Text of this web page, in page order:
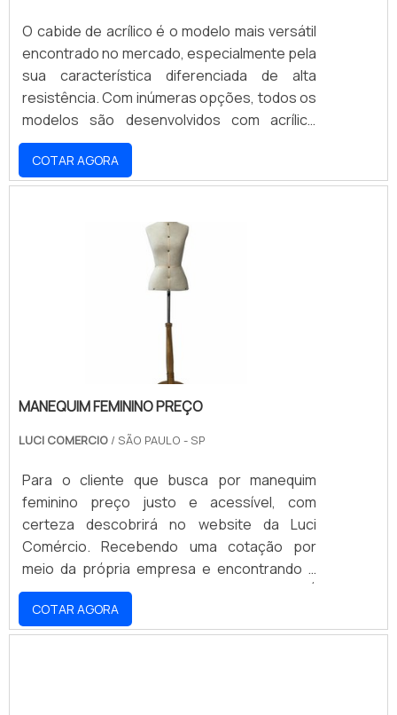
O cabide de acrílico é o modelo mais versátil
encontrado no mercado, especialmente pela
sua característica diferenciada de alta
resistência. Com inúmeras opções, todos os
modelos são desenvolvidos com acrílico
virgem, que oferece diversos benefícios, em
comparação ao material reciclado, além de
possuir mais qualidade e resistência,
amarelamento da peça, que se mantém
transparente e com brilho.SUPORTAM
CARGAS DE DIVERSAS PEÇAS DE ROUPAPor
COTAR AGORA
MANEQUIM FEMININO PREÇO
LUCI COMERCIO / SÃO PAULO - SP
Para o cliente que busca por manequim
feminino preço justo e acessível, com
certeza descobrirá no website da Luci
Comércio. Recebendo uma cotação por
meio da própria empresa e encontrando a
melhor em qualidade e custo benefício.É
importante lembrar que o serviço deve ser
prestado por empresas especializadas.
COTAR AGORA